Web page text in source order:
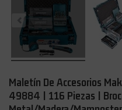
Maletín De Accesorios
49884 | 116 Piezas |